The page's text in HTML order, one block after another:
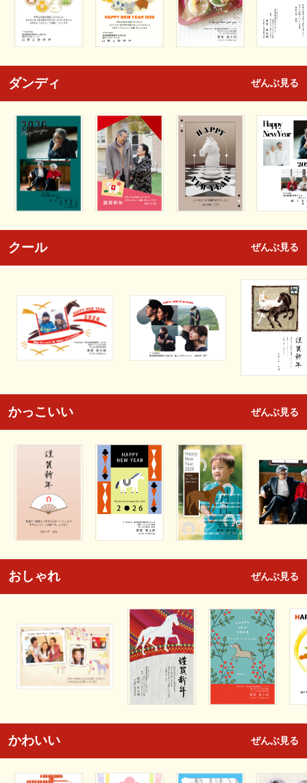
ダンディ ぜんぶ見る
クール ぜんぶ見る
かっこいい ぜんぶ見る
おしゃれ ぜんぶ見る
かわいい ぜんぶ見る